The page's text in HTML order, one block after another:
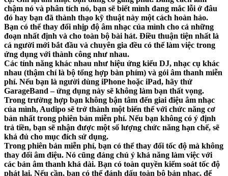
chậm nó và phân tích nó, bạn sẽ biết mình đang mắc lỗi ở đâu
đó hay bạn đã thành thạo kỹ thuật này một cách hoàn hảo.
Bạn có thể thay đổi nhịp độ âm nhạc của mình cho cả những
đoạn nhất định và cho toàn bộ bài hát. Điều thuận tiện nhất là
cả người mới bắt đầu và chuyên gia đều có thể làm việc trong
ứng dụng với thành công như nhau.
Các tính năng khác nhau như hiệu ứng kiểu DJ, nhạc cụ khác
nhau (thậm chí là bộ tổng hợp bàn phím) và gói âm thanh miễn
phí. Nếu bạn là người dùng iPhone hoặc iPad, hãy thử
GarageBand – ứng dụng này sẽ không làm bạn thất vọng.
Trong trường hợp bạn không bận tâm đến giai điệu âm nhạc
của mình, Audipo sẽ trở thành một biến thể với chức năng cơ
bản nhất trong phiên bản miễn phí. Nếu bạn không có ý định
trả tiền, bạn sẽ nhận được một số lượng chức năng hạn chế, sẽ
khá đủ cho mục đích sử dụng.
Trong phiên bản miễn phí, bạn có thể thay đổi tốc độ mà không
thay đổi âm điệu. Nó cũng đáng chú ý khả năng làm việc với
các bản âm thanh khá dài. Bạn có toàn quyền kiểm soát tốc độ
phát lại. Nếu cần, bạn có thể đánh dấu toàn bộ bản nhạc, để